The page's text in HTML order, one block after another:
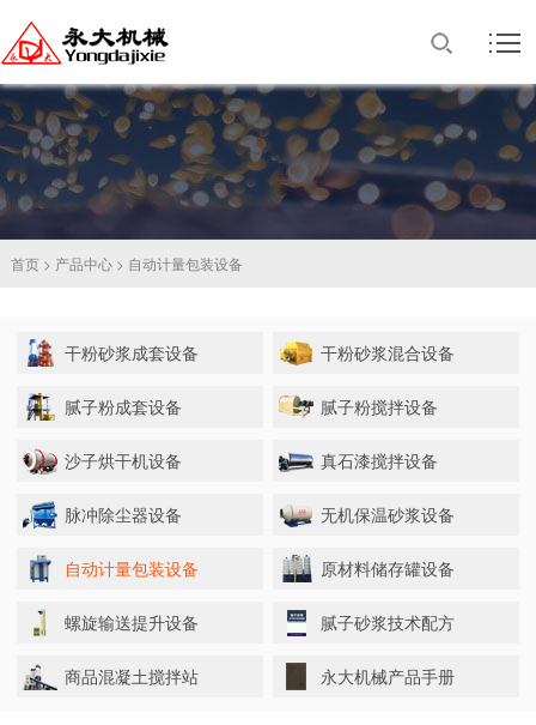
首页> 产品中心> 自动计量包装设备
干粉砂浆成套设备 干粉砂浆混合设备
腻子粉成套设备 腻子粉搅拌设备
沙子烘干机设备 真石漆搅拌设备
脉冲除尘器设备 无机保温砂浆设备
自动计量包装设备 原材料储存罐设备
螺旋输送提升设备 腻子砂浆技术配方
商品混凝土搅拌站 永大机械产品手册